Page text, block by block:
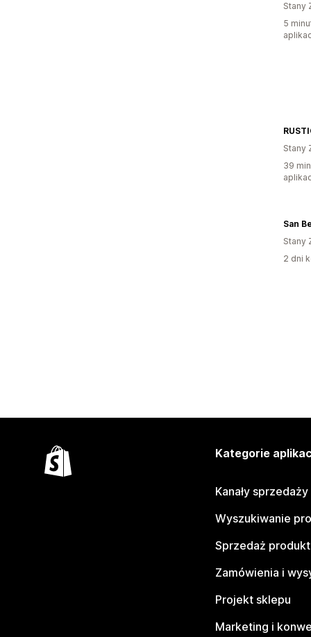
Stany
5
Stany
39
Stany
2 dni
Kategorie
Kanały sprzedaży
Wyszukiwanie
Sprzedaż
Zamówienia i
Projekt sklepu
Marketing i